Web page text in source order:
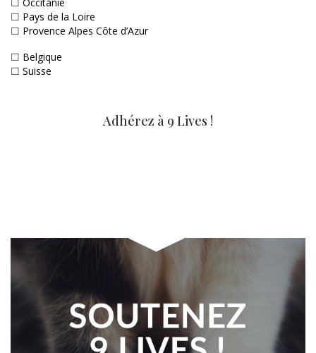
☐ Pays de la Loire
☐ Provence Alpes Côte d’Azur
☐ Belgique
☐ Suisse
Adhérez à 9 Lives !